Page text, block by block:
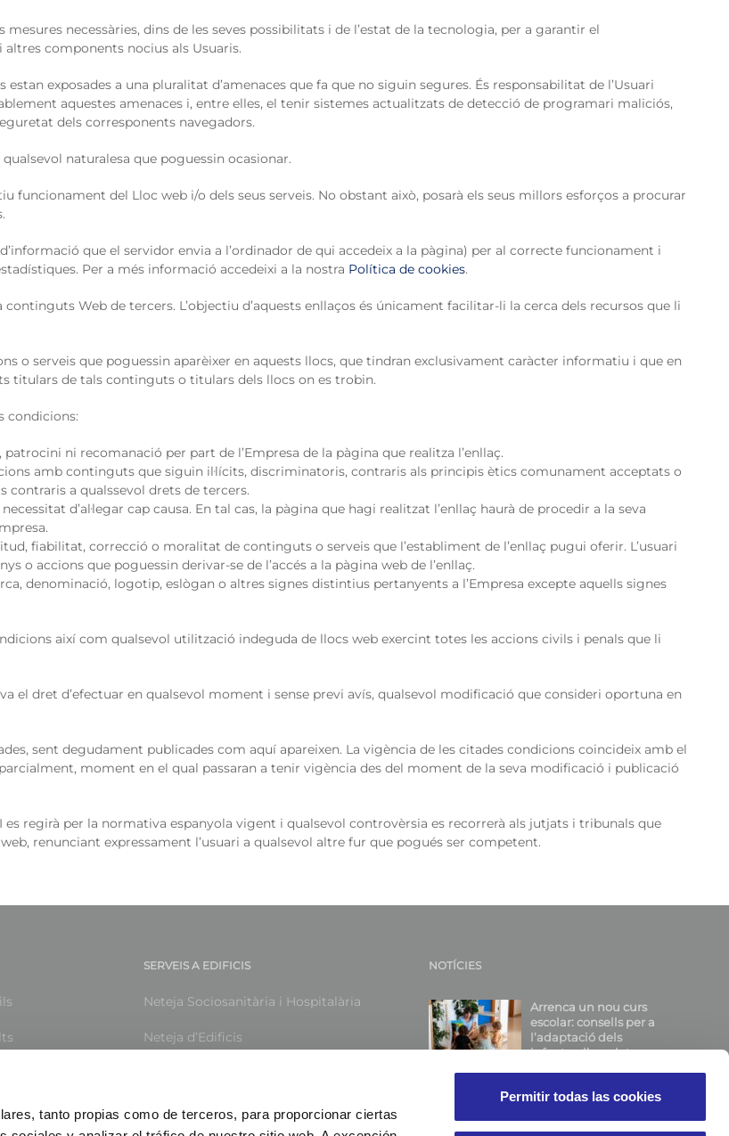
tanto propias como de terceros, para proporcionar ciertas
Permitir todas las cookies
mesures necessàries, dins de les seves possibilitats i de l’estat de la tecnologia, per a garantir el
components nocius als Usuaris.
exposades a una pluralitat d’amenaces que fa que no siguin segures. És responsabilitat de l’Usuari
aquestes amenaces i, entre elles, el tenir sistemes actualitzats de detecció de programari maliciós,
dels corresponents navegadors.
naturalesa que poguessin ocasionar.
funcionament del Lloc web i/o dels seus serveis. No obstant això, posarà els seus millors esforços a procurar
que el servidor envia a l’ordinador de qui accedeix a la pàgina) per al correcte funcionament i
Per a més informació accedeixi a la nostra Política de cookies.
Web de tercers. L’objectiu d’aquests enllaços és únicament facilitar-li la cerca dels recursos que li
o serveis que poguessin aparèixer en aquests llocs, que tindran exclusivament caràcter informatiu i que en
titulars de tals continguts o titulars dels llocs on es trobin.
condicions:
ni recomanació per part de l’Empresa de la pàgina que realitza l’enllaç.
amb continguts que siguin il·lícits, discriminatoris, contraris als principis ètics comunament acceptats o
a qualssevol drets de tercers.
d’al·legar cap causa. En tal cas, la pàgina que hagi realitzat l’enllaç haurà de procedir a la seva
fiabilitat, correcció o moralitat de continguts o serveis que l’establiment de l’enllaç pugui oferir. L’usuari
o accions que poguessin derivar-se de l’accés a la pàgina web de l’enllaç.
denominació, logotip, eslògan o altres signes distintius pertanyents a l’Empresa excepte aquells signes
així com qualsevol utilització indeguda de llocs web exercint totes les accions civils i penals que li
el dret d’efectuar en qualsevol moment i sense previ avís, qualsevol modificació que consideri oportuna en
sent degudament publicades com aquí apareixen. La vigència de les citades condicions coincideix amb el
moment en el qual passaran a tenir vigència des del moment de la seva modificació i publicació
es regirà per la normativa espanyola vigent i qualsevol controvèrsia es recorrerà als jutjats i tribunals que
renunciant expressament l’usuari a qualsevol altre fur que pogués ser competent.
SERVEIS A EDIFICIS
Neteja Sociosanitària i Hospitalària
Neteja d’Edificis
Neteja especialitzada d’Hotels
NOTÍCIES
Arrenca un nou curs
escolar: consells per a
l’adaptació dels
infants a l’escoleta
Anunci d’escissió